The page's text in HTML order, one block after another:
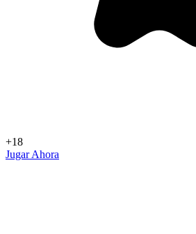
+18
Jugar Ahora